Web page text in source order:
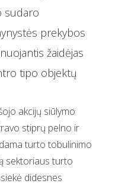
sudaro
prekybos
žaidėjas
tipo objektų
akcijų siūlymo
stiprų pelno ir
turto tobulinimo
sektoriaus turto
didesnes